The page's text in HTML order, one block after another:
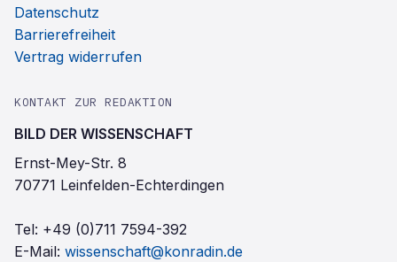
Datenschutz
Barrierefreiheit
Vertrag widerrufen
KONTAKT ZUR REDAKTION
BILD DER WISSENSCHAFT
Ernst-Mey-Str. 8
70771 Leinfelden-Echterdingen
Tel: +49 (0)711 7594-392
E-Mail: wissenschaft@konradin.de